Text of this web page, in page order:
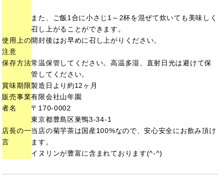
また、ご飯1合に小さじ1～2杯を混ぜて炊いても美味しく
召し上がることができます。
使用上の
注意
開封後はお早めに召し上がりください。
保存方法常温保管してください。高温多湿、直射日光は避けて保
管してください。
賞味期限製造日より約12ヶ月
販売事業
者名
有限会社山年園
〒170-0002
東京都豊島区巣鴨3-34-1
店長の一
言
当店の菊芋茶は国産100%なので、安心安全にお飲み頂け
ます。
イヌリンが豊富に含まれており ます(^-^)